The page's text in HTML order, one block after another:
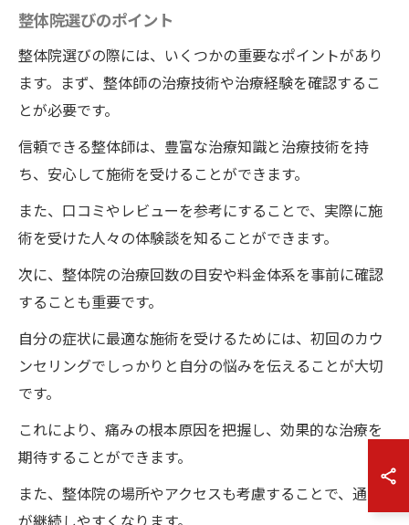
整体院選びのポイント
整体院選びの際には、いくつかの重要なポイントがあり
ます。まず、整体師の治療技術や治療経験を確認するこ
とが必要です。
信頼できる整体師は、豊富な治療知識と治療技術を持
ち、安心して施術を受けることができます。
また、口コミやレビューを参考にすることで、実際に施
術を受けた人々の体験談を知ることができます。
次に、整体院の治療回数の目安や料金体系を事前に確認
することも重要です。
自分の症状に最適な施術を受けるためには、初回のカウ
ンセリングでしっかりと自分の悩みを伝えることが大切
です。
これにより、痛みの根本原因を把握し、効果的な治療を
期待することができます。
また、整体院の場所やアクセスも考慮することで、通院
が継続しやすくなります。